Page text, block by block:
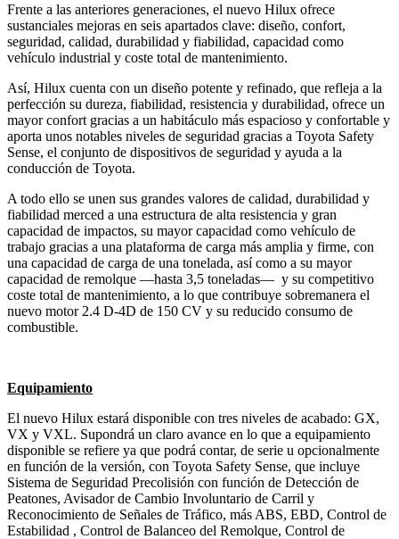
Frente a las anteriores generaciones, el nuevo Hilux ofrece
sustanciales mejoras en seis apartados clave: diseño, confort,
seguridad, calidad, durabilidad y fiabilidad, capacidad como
vehículo industrial y coste total de mantenimiento.
Así, Hilux cuenta con un diseño potente y refinado, que refleja a la
perfección su dureza, fiabilidad, resistencia y durabilidad, ofrece un
mayor confort gracias a un habitáculo más espacioso y confortable y
aporta unos notables niveles de seguridad gracias a Toyota Safety
Sense, el conjunto de dispositivos de seguridad y ayuda a la
conducción de Toyota.
A todo ello se unen sus grandes valores de calidad, durabilidad y
fiabilidad merced a una estructura de alta resistencia y gran
capacidad de impactos, su mayor capacidad como vehículo de
trabajo gracias a una plataforma de carga más amplia y firme, con
una capacidad de carga de una tonelada, así como a su mayor
capacidad de remolque —hasta 3,5 toneladas— y su competitivo
coste total de mantenimiento, a lo que contribuye sobremanera el
nuevo motor 2.4 D-4D de 150 CV y su reducido consumo de
combustible.
Equipamiento
El nuevo Hilux estará disponible con tres niveles de acabado: GX,
VX y VXL. Supondrá un claro avance en lo que a equipamiento
disponible se refiere ya que podrá contar, de serie u opcionalmente
en función de la versión, con Toyota Safety Sense, que incluye
Sistema de Seguridad Precolisión con función de Detección de
Peatones, Avisador de Cambio Involuntario de Carril y
Reconocimiento de Señales de Tráfico, más ABS, EBD, Control de
Estabilidad , Control de Balanceo del Remolque, Control de